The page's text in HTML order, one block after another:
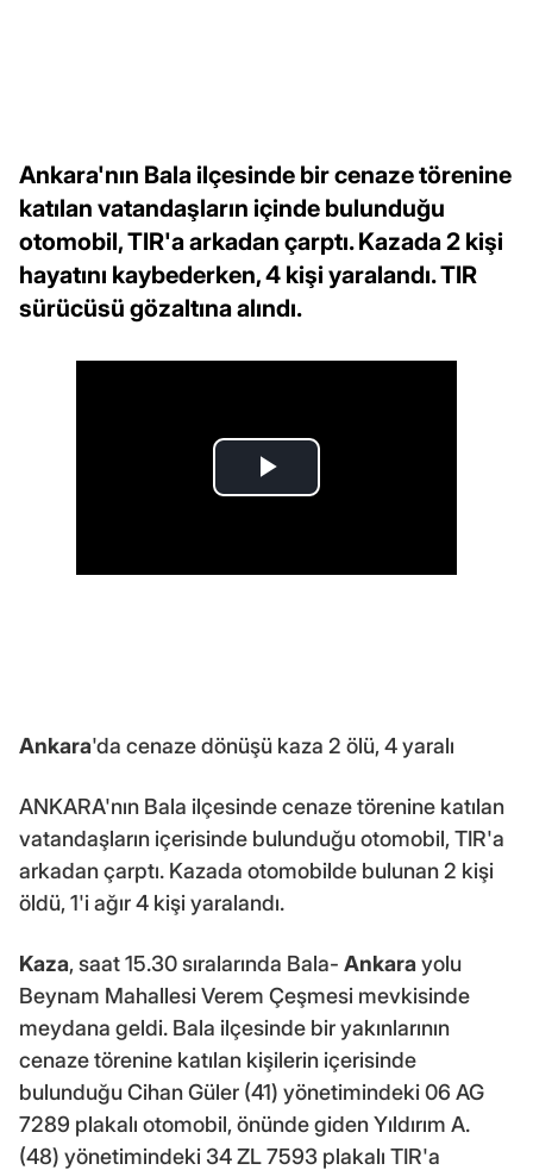
Ankara'nın Bala ilçesinde bir cenaze törenine
katılan vatandaşların içinde bulunduğu
otomobil, TIR'a arkadan çarptı. Kazada 2 kişi
hayatını kaybederken, 4 kişi yaralandı. TIR
sürücüsü gözaltına alındı.
Ankara'da cenaze dönüşü kaza 2 ölü, 4 yaralı
ANKARA'nın Bala ilçesinde cenaze törenine katılan
vatandaşların içerisinde bulunduğu otomobil, TIR'a
arkadan çarptı. Kazada otomobilde bulunan 2 kişi
öldü, 1'i ağır 4 kişi yaralandı.
Kaza, saat 15.30 sıralarında Bala- Ankara yolu
Beynam Mahallesi Verem Çeşmesi mevkisinde
meydana geldi. Bala ilçesinde bir yakınlarının
cenaze törenine katılan kişilerin içerisinde
bulunduğu Cihan Güler (41) yönetimindeki 06 AG
7289 plakalı otomobil, önünde giden Yıldırım A.
(48) yönetimindeki 34 ZL 7593 plakalı TIR'a